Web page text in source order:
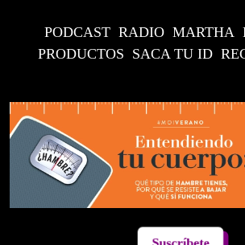
PODCAST RADIO MARTHA
PRODUCTOS SACA TU ID